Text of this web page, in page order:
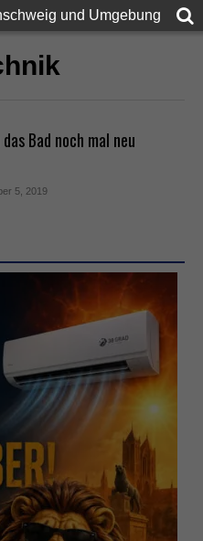
und Umgebung
Bad noch mal neu
5, 2019